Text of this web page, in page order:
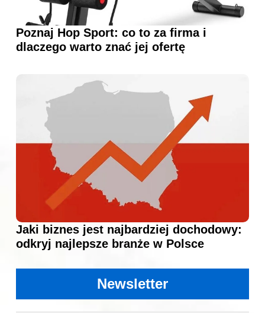
Poznaj Hop Sport: co to za firma i
dlaczego warto znać jej ofertę
Jaki biznes jest najbardziej dochodowy:
odkryj najlepsze branże w Polsce
Newsletter